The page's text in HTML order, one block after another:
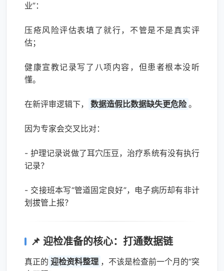
业”：
压疮风险评估表填了就行，不管是不是真实评
估；
健康宣教记录写了八项内容，但患者根本没听
懂。
在新评审逻辑下， 数据造假比数据缺失更危险 。
因为专家会交叉比对：
- 护理记录说做了耳穴压豆，治疗系统有没有执行
记录？
- 交接班本写“管道固定良好”，电子病历却有非计
划拔管上报？
📌 迎检准备的核心：打通数据链
真正的 迎检资料整理 ，不该是检查前一个月的“突